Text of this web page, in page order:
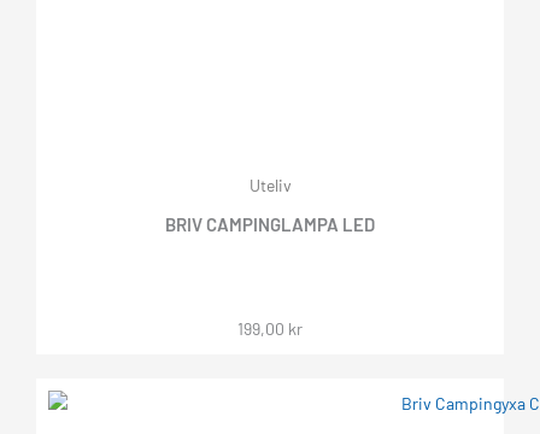
Uteliv
BRIV CAMPINGLAMPA LED
199,00 kr